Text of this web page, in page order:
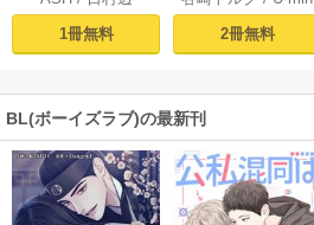
1冊無料
下ヤクザの嫁にさ
れそうです！～
ア限定描き下ろし
2冊無料
BL(ボーイズラブ)の最新刊